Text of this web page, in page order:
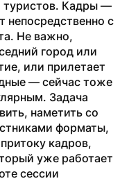
туристов. Кадры —
непосредственно с
Не важно,
город или
или прилетает
— сейчас тоже
Задача
наметить со
форматы,
кадров,
уже работает
сессии